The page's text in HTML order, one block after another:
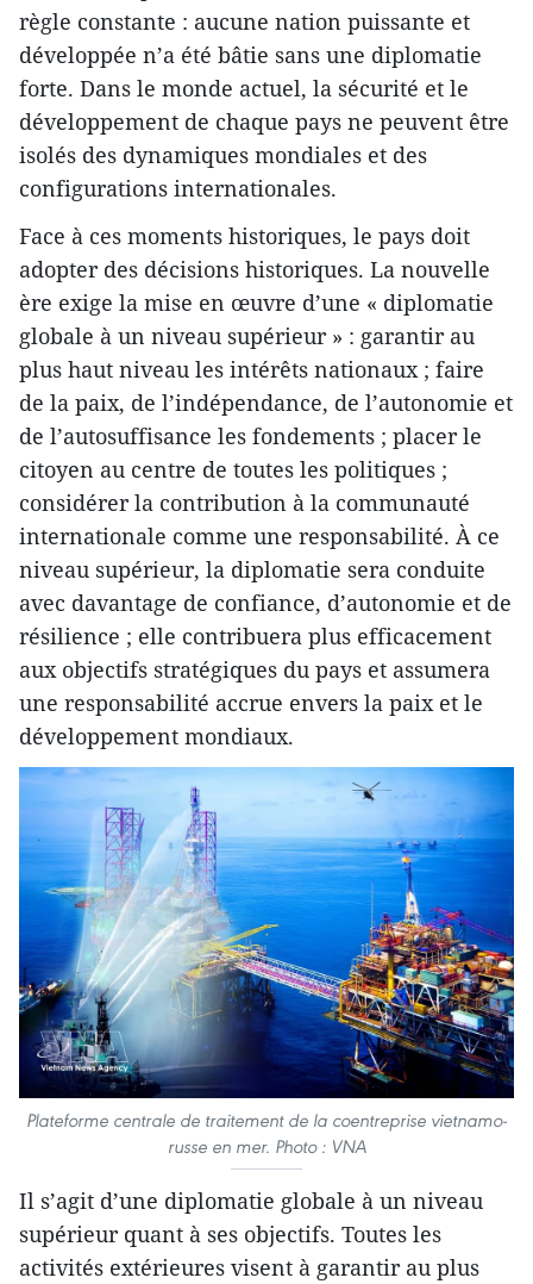
règle constante : aucune nation puissante et
développée n’a été bâtie sans une diplomatie
forte. Dans le monde actuel, la sécurité et le
développement de chaque pays ne peuvent être
isolés des dynamiques mondiales et des
configurations internationales.
Face à ces moments historiques, le pays doit
adopter des décisions historiques. La nouvelle
ère exige la mise en œuvre d’une « diplomatie
globale à un niveau supérieur » : garantir au
plus haut niveau les intérêts nationaux ; faire
de la paix, de l’indépendance, de l’autonomie et
de l’autosuffisance les fondements ; placer le
citoyen au centre de toutes les politiques ;
considérer la contribution à la communauté
internationale comme une responsabilité. À ce
niveau supérieur, la diplomatie sera conduite
avec davantage de confiance, d’autonomie et de
résilience ; elle contribuera plus efficacement
aux objectifs stratégiques du pays et assumera
une responsabilité accrue envers la paix et le
développement mondiaux.
Plateforme centrale de traitement de la coentreprise vietnamo-
russe en mer. Photo : VNA
Il s’agit d’une diplomatie globale à un niveau
supérieur quant à ses objectifs. Toutes les
activités extérieures visent à garantir au plus